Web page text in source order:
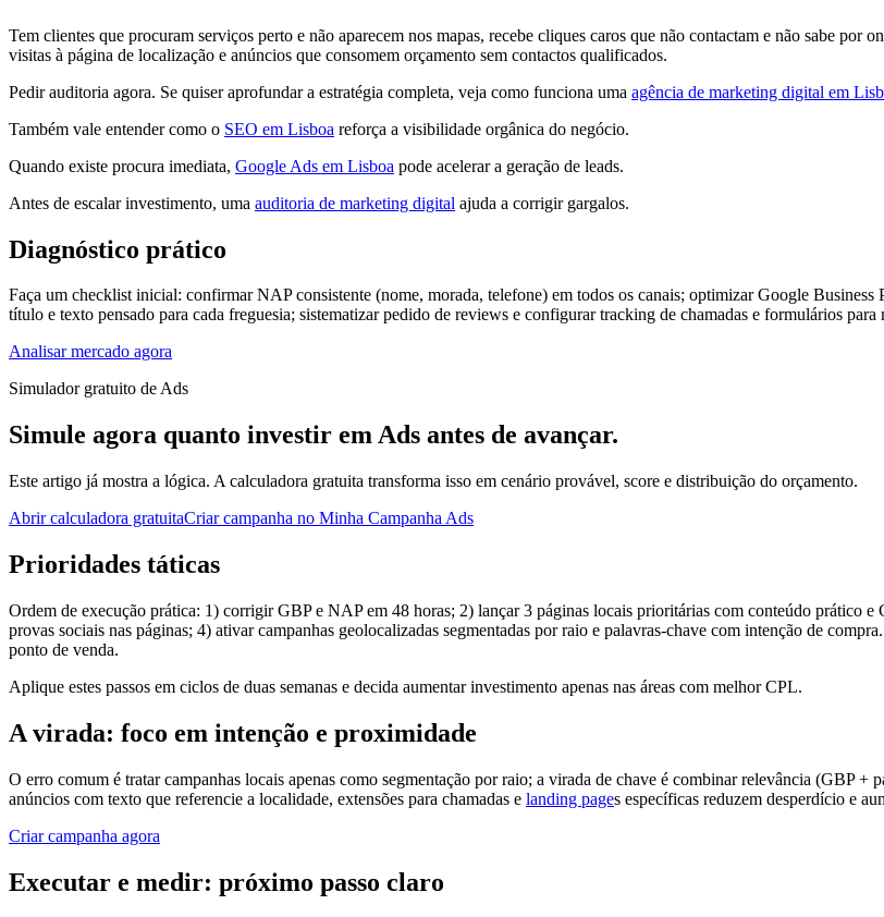
Tem clientes que procuram serviços perto e não aparecem nos mapas, recebe cliques caros que não contactam e não sabe
visitas à página de localização e anúncios que consomem orçamento sem contactos qualificados.
Pedir auditoria agora. Se quiser aprofundar a estratégia completa, veja como funciona uma agência de marketing digital em
Também vale entender como o SEO em Lisboa reforça a visibilidade orgânica do negócio.
Quando existe procura imediata, Google Ads em Lisboa pode acelerar a geração de leads.
Antes de escalar investimento, uma auditoria de marketing digital ajuda a corrigir gargalos.
Diagnóstico prático
Faça um checklist inicial: confirmar NAP consistente (nome, morada, telefone) em todos os canais; optimizar Google
título e texto pensado para cada freguesia; sistematizar pedido de reviews e configurar tracking de chamadas e formulários para
Analisar mercado agora
Simulador gratuito de Ads
Simule agora quanto investir em Ads antes de avançar.
Este artigo já mostra a lógica. A calculadora gratuita transforma isso em cenário provável, score e distribuição do orçamento.
Abrir calculadora gratuitaCriar campanha no Minha Campanha Ads
Prioridades táticas
Ordem de execução prática: 1) corrigir GBP e NAP em 48 horas; 2) lançar 3 páginas locais prioritárias com conteúdo prático
provas sociais nas páginas; 4) ativar campanhas geolocalizadas segmentadas por raio e palavras-chave com intenção de
ponto de venda.
Aplique estes passos em ciclos de duas semanas e decida aumentar investimento apenas nas áreas com melhor CPL.
A virada: foco em intenção e proximidade
O erro comum é tratar campanhas locais apenas como segmentação por raio; a virada de chave é combinar relevância (GBP
anúncios com texto que referencie a localidade, extensões para chamadas e landing pages específicas reduzem desperdício e
Criar campanha agora
Executar e medir: próximo passo claro